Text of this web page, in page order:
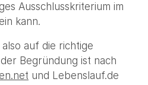
Ausschlusskriterium im
kann.
auf die richtige
Begründung ist nach
und Lebenslauf.de